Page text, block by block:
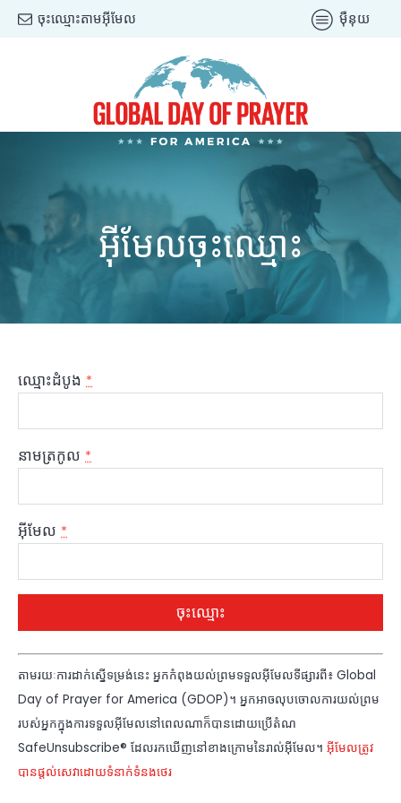
ចុះឈ្មោះតាមអ៊ីមែល ម៉ឺនុយ
អ៊ីមែលចុះឈ្មោះ
ឈ្មោះដំបូង *
នាមត្រកូល *
អ៊ីមែល *
ការ
ប្រើ
ប្រាស់
ទំនាក់
ទំនងថេរ។
សូម
តាមរយៈការដាក់ស្នើទម្រង់នេះ អ្នកកំពុងយល់ព្រមទទួលអ៊ីមែលទីផ្សារពី៖ Global
Day of Prayer for America (GDOP)។ អ្នកអាចលុបចោលការយល់ព្រម
របស់អ្នកក្នុងការទទួលអ៊ីមែលនៅពេលណាក៏បានដោយប្រើតំណ
SafeUnsubscribe® ដែលរកឃើញនៅខាងក្រោមនៃរាល់អ៊ីមែល។ អ៊ីមែលត្រូវ
បានផ្តល់សេវាដោយទំនាក់ទំនងថេរ